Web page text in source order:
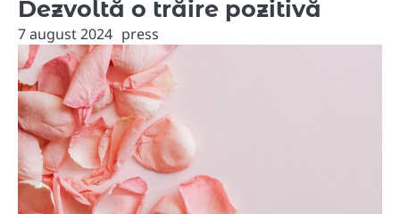
Dezvoltă o trăire pozitivă
7 august 2024 press